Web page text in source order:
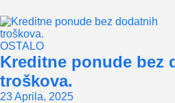
OSTALO
Kreditne ponude bez
troškova.
23 Aprila, 2025